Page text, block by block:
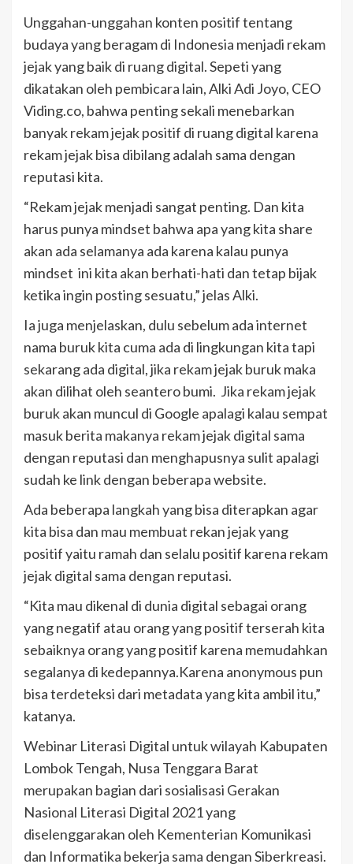
Unggahan-unggahan konten positif tentang
budaya yang beragam di Indonesia menjadi rekam
jejak yang baik di ruang digital. Sepeti yang
dikatakan oleh pembicara lain, Alki Adi Joyo, CEO
Viding.co, bahwa penting sekali menebarkan
banyak rekam jejak positif di ruang digital karena
rekam jejak bisa dibilang adalah sama dengan
reputasi kita.
“Rekam jejak menjadi sangat penting. Dan kita
harus punya mindset bahwa apa yang kita share
akan ada selamanya ada karena kalau punya
mindset ini kita akan berhati-hati dan tetap bijak
ketika ingin posting sesuatu,” jelas Alki.
Ia juga menjelaskan, dulu sebelum ada internet
nama buruk kita cuma ada di lingkungan kita tapi
sekarang ada digital, jika rekam jejak buruk maka
akan dilihat oleh seantero bumi. Jika rekam jejak
buruk akan muncul di Google apalagi kalau sempat
masuk berita makanya rekam jejak digital sama
dengan reputasi dan menghapusnya sulit apalagi
sudah ke link dengan beberapa website.
Ada beberapa langkah yang bisa diterapkan agar
kita bisa dan mau membuat rekan jejak yang
positif yaitu ramah dan selalu positif karena rekam
jejak digital sama dengan reputasi.
“Kita mau dikenal di dunia digital sebagai orang
yang negatif atau orang yang positif terserah kita
sebaiknya orang yang positif karena memudahkan
segalanya di kedepannya.Karena anonymous pun
bisa terdeteksi dari metadata yang kita ambil itu,”
katanya.
Webinar Literasi Digital untuk wilayah Kabupaten
Lombok Tengah, Nusa Tenggara Barat
merupakan bagian dari sosialisasi Gerakan
Nasional Literasi Digital 2021 yang
diselenggarakan oleh Kementerian Komunikasi
dan Informatika bekerja sama dengan Siberkreasi.